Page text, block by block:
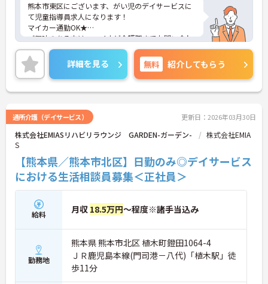
熊本市東区にございます、がい児のデイサービスに
て児童指導員求人になります！
マイカー通勤OK★
ご興味のある方は、マイナビ介護職までお問い合わ
せください。
詳細を見る 無料 紹介してもらう
通所介護（デイサービス） 更新日：2026年03月30日
株式会社EMIASリハビリラウンジ GARDEN-ガーデン-
株式会社EMIA
S
【熊本県／熊本市北区】日勤のみ◎デイサービス
における生活相談員募集＜正社員＞
給料 月収 18.5万円～程度※諸手当込み
勤務地
熊本県 熊本市北区 植木町鐙田1064-4
ＪＲ鹿児島本線(門司港－八代)「植木駅」徒
歩11分